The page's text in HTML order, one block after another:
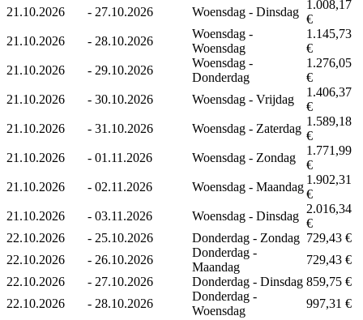
21.10.2026
- 27.10.2026 Woensdag - Dinsdag
1.008,17
€
21.10.2026
- 28.10.2026
Woensdag -
Woensdag
1.145,73
€
21.10.2026
- 29.10.2026
Woensdag -
Donderdag
1.276,05
€
21.10.2026
- 30.10.2026 Woensdag - Vrijdag
1.406,37
€
21.10.2026
- 31.10.2026 Woensdag - Zaterdag
1.589,18
€
21.10.2026
- 01.11.2026 Woensdag - Zondag
1.771,99
€
21.10.2026
- 02.11.2026 Woensdag - Maandag
1.902,31
€
21.10.2026
- 03.11.2026 Woensdag - Dinsdag
2.016,34
€
22.10.2026
- 25.10.2026 Donderdag - Zondag 729,43 €
22.10.2026
- 26.10.2026
Donderdag -
Maandag
729,43 €
22.10.2026
- 27.10.2026 Donderdag - Dinsdag 859,75 €
22.10.2026
- 28.10.2026
Donderdag -
Woensdag
997,31 €